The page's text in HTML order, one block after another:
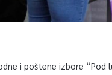
i poštene izbore